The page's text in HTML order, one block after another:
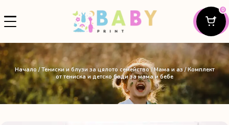
0
Начало /Тениски и блузи за цялото семейство/Мама и аз/ Комплект
от тениска и детско боди за мама и бебе